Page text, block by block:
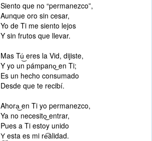
Siento que no “permanezco”,
Aunque oro sin cesar,
Yo de Ti me siento lejos
Y sin frutos que llevar.
Mas Tú͜ eres la Vid, dijiste,
Y yo un pámpano͜ en Ti;
Es un hecho consumado
Desde que te recibí.
Ahora͜ en Ti yo permanezco,
Ya no necesito͜ entrar,
Pues a Ti estoy unido
Y͜ esta es mi re͡alidad.